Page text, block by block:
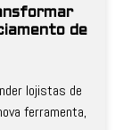
de
lojistas de
ferramenta,